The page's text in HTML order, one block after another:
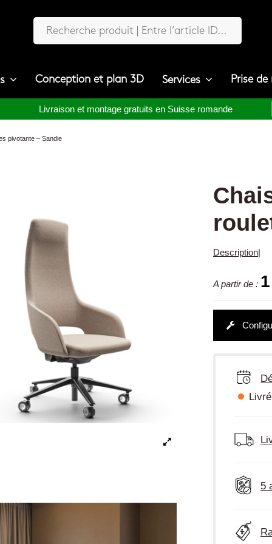
Conception et plan 3D Services Prise
Livraison et montage gratuits en Suisse romande
pivotante – Sandie
Description|
A partir de :
5